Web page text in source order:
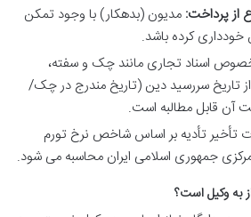
از پرداخت: مدیون (بدهکار) با وجود تمکن
خودداری کرده باشد.
اسناد تجاری مانند چک و سفته،
تاریخ سررسید دین (تاریخ مندرج در چک/
آن قابل مطالبه است.
تأخیر تأدیه بر اساس شاخص نرخ تورم
جمهوری اسلامی ایران محاسبه می شود.
به وکیل است؟